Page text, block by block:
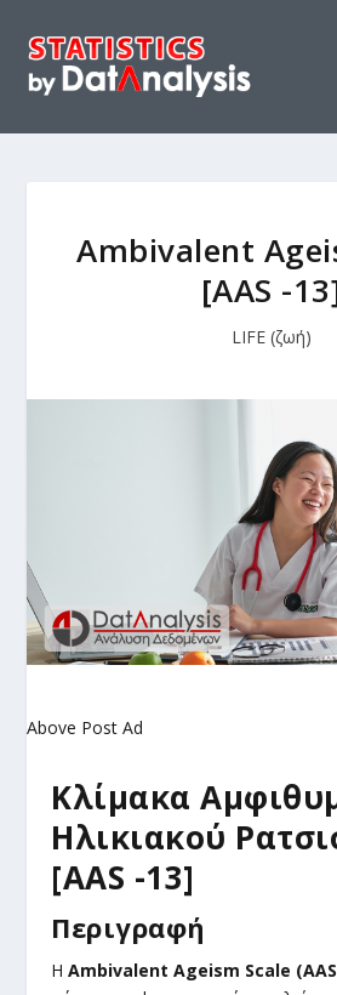
Ambivalent
[AAS -
LIFE (ζωή)
Above Post Ad
Κλίμακα
Ηλικιακού
[AAS -13]
Περιγραφή
ΗAmbivalent Ageism Scale